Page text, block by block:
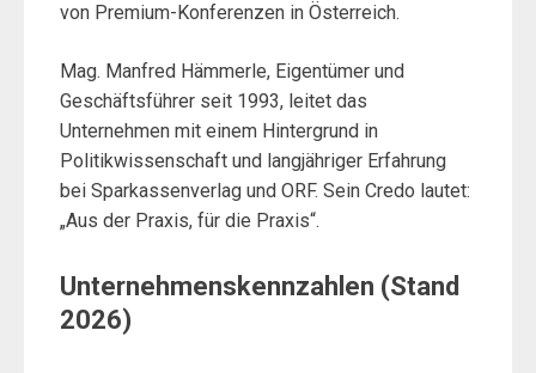
von Premium-Konferenzen in Österreich.
Mag. Manfred Hämmerle, Eigentümer und
Geschäftsführer seit 1993, leitet das
Unternehmen mit einem Hintergrund in
Politikwissenschaft und langjähriger Erfahrung
bei Sparkassenverlag und ORF. Sein Credo lautet:
„Aus der Praxis, für die Praxis“.
Unternehmenskennzahlen (Stand
2026)